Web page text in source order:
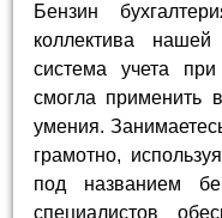
Бензин
коллектива нашей
система учета
смогла применить
умения.
грамотно,
под названием
специалистов